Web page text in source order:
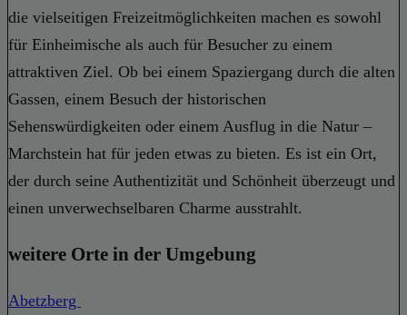
die vielseitigen Freizeitmöglichkeiten machen es sowohl
für Einheimische als auch für Besucher zu einem
attraktiven Ziel. Ob bei einem Spaziergang durch die alten
Gassen, einem Besuch der historischen
Sehenswürdigkeiten oder einem Ausflug in die Natur –
Marchstein hat für jeden etwas zu bieten. Es ist ein Ort,
der durch seine Authentizität und Schönheit überzeugt und
einen unverwechselbaren Charme ausstrahlt.
weitere Orte in der Umgebung
Abetzberg